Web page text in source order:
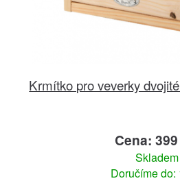
Krmítko pro veverky
Cena:
Skladem
Doručíme do: